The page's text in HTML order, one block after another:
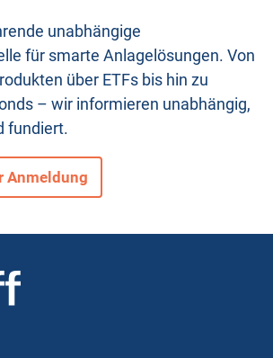
unabhängige
für smarte Anlagelösungen. Von
über ETFs bis hin zu
– wir informieren unabhängig,
fundiert.
Anmeldung